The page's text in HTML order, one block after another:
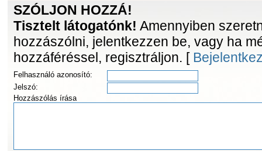
SZÓLJON HOZZÁ!
Tisztelt látogatónk! Amennyiben
hozzászólni, jelentkezzen be, vagy ha
hozzáféréssel, regisztráljon. [
Felhasználó azonosító:
Jelszó:
Hozzászólás írása